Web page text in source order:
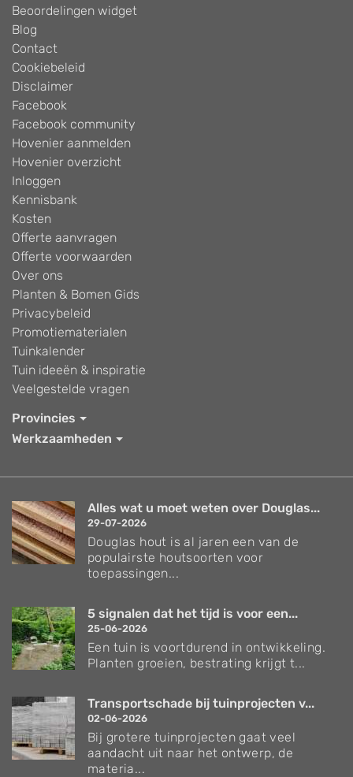
Beoordelingen widget
Blog
Contact
Cookiebeleid
Disclaimer
Facebook
Facebook community
Hovenier aanmelden
Hovenier overzicht
Inloggen
Kennisbank
Kosten
Offerte aanvragen
Offerte voorwaarden
Over ons
Planten & Bomen Gids
Privacybeleid
Promotiematerialen
Tuinkalender
Tuin ideeën & inspiratie
Veelgestelde vragen
Provincies
Werkzaamheden
Alles wat u moet weten over Douglas...
29-07-2026
Douglas hout is al jaren een van de
populairste houtsoorten voor
toepassingen...
5 signalen dat het tijd is voor een...
25-06-2026
Een tuin is voortdurend in ontwikkeling.
Planten groeien, bestrating krijgt t...
Transportschade bij tuinprojecten v...
02-06-2026
Bij grotere tuinprojecten gaat veel
aandacht uit naar het ontwerp, de
materia...